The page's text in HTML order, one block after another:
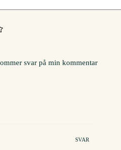
svar på min kommentar
SVAR